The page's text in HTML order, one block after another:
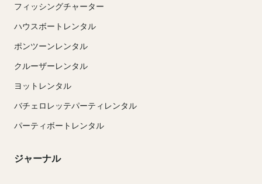
フィッシングチャーター
ハウスボートレンタル
ポンツーンレンタル
クルーザーレンタル
ヨットレンタル
バチェロレッテパーティレンタル
パーティボートレンタル
ジャーナル